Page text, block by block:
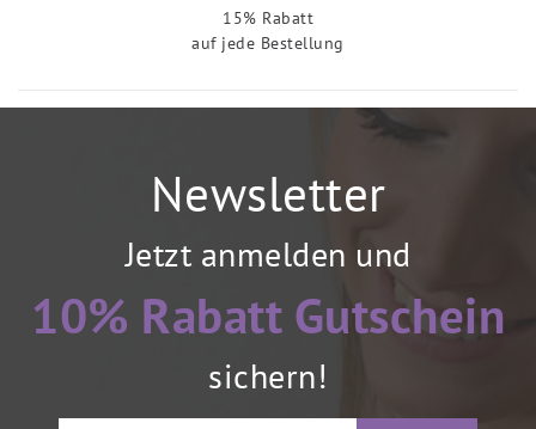
15% Rabatt
auf jede Bestellung
Newsletter
Jetzt anmelden und
10% Rabatt Gutschein
sichern!